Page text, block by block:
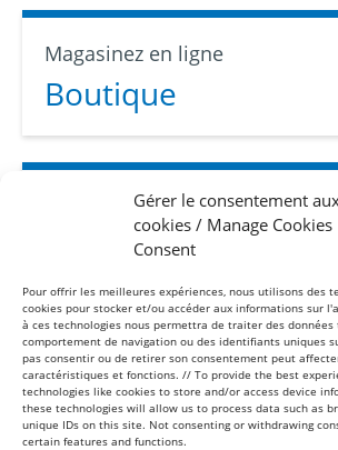
Gérer le consentement
cookies / Manage Cookies
Consent
Pour offrir les meilleures expériences, nous utilisons des
cookies pour stocker et/ou accéder aux informations sur
à ces technologies nous permettra de traiter des données
comportement de navigation ou des identifiants uniques
pas consentir ou de retirer son consentement peut
caractéristiques et fonctions. // To provide the best
technologies like cookies to store and/or access device
these technologies will allow us to process data such as
unique IDs on this site. Not consenting or withdrawing
certain features and functions.
Magasinez en ligne
Boutique
Abonnez-vous
Infolettre
Sans frais
1-877-865-8443